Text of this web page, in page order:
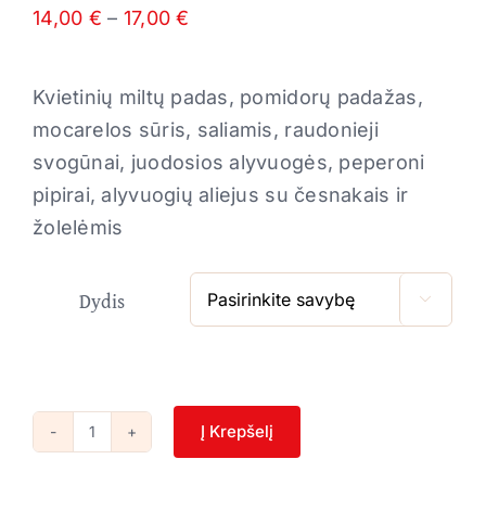
14,00 € – 17,00€
through
17,00 €
Kvietinių miltų padas, pomidorų padažas,
mocarelos sūris, saliamis, raudonieji
svogūnai, juodosios alyvuogės, peperoni
pipirai, alyvuogių aliejus su česnakais ir
žolelėmis
Dydis 
produkto
Į Krepšelį